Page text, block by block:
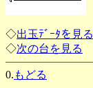
◇出玉ﾃﾞｰﾀを見る
◇次の台を見る
0. もどる